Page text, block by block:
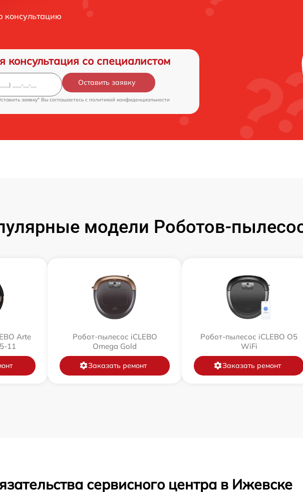
консультацию
консультация со специалистом
Оставить заявку
заявку" Вы соглашаетесь c политикой конфиденциальности
модели Роботов-
Arte
11
Робот-пылесос iCLEBO
Omega Gold
Заказать ремонт
Робот-пылесос iCLEBO O5
WiFi
Заказать ремонт
сервисного центра в Ижевске